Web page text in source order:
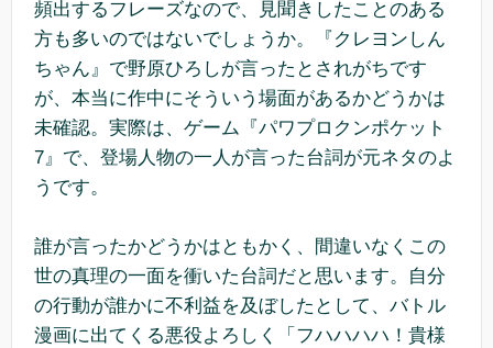
頻出するフレーズなので、見聞きしたことのある
方も多いのではないでしょうか。『クレヨンしん
ちゃん』で野原ひろしが言ったとされがちです
が、本当に作中にそういう場面があるかどうかは
未確認。実際は、ゲーム『パワプロクンポケット
7』で、登場人物の一人が言った台詞が元ネタのよ
うです。
誰が言ったかどうかはともかく、間違いなくこの
世の真理の一面を衝いた台詞だと思います。自分
の行動が誰かに不利益を及ぼしたとして、バトル
漫画に出てくる悪役よろしく「フハハハハ！貴様